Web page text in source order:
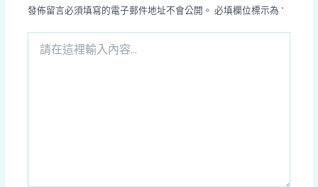
發佈留言必須填寫的電子郵件地址不會公開。 必填欄位標示為 *